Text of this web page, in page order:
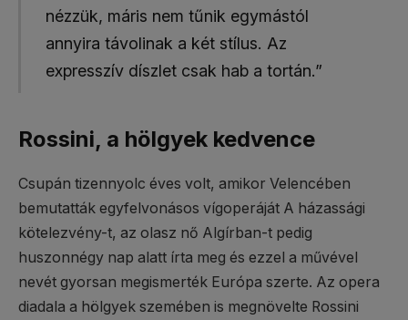
nézzük, máris nem tűnik egymástól
annyira távolinak a két stílus. Az
expresszív díszlet csak hab a tortán.”
Rossini, a hölgyek kedvence
Csupán tizennyolc éves volt, amikor Velencében
bemutatták egyfelvonásos vígoperáját A házassági
kötelezvény-t, az olasz nő Algírban-t pedig
huszonnégy nap alatt írta meg és ezzel a művével
nevét gyorsan megismerték Európa szerte. Az opera
diadala a hölgyek szemében is megnövelte Rossini